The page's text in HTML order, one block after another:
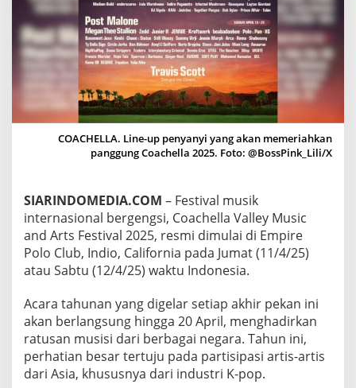
J
N
N
I
E
,
D
A
N
E
P
E
N
S
I
A
R
A
M
A
I
K
COACHELLA. Line-up penyanyi yang akan memeriahkan
panggung Coachella 2025. Foto: @BossPink_Lili/X
SIARINDOMEDIA.COM – Festival musik
internasional bergengsi, Coachella Valley Music
and Arts Festival 2025, resmi dimulai di Empire
Polo Club, Indio, California pada Jumat (11/4/25)
atau Sabtu (12/4/25) waktu Indonesia.
Acara tahunan yang digelar setiap akhir pekan ini
akan berlangsung hingga 20 April, menghadirkan
ratusan musisi dari berbagai negara. Tahun ini,
perhatian besar tertuju pada partisipasi artis-artis
dari Asia, khususnya dari industri K-pop.